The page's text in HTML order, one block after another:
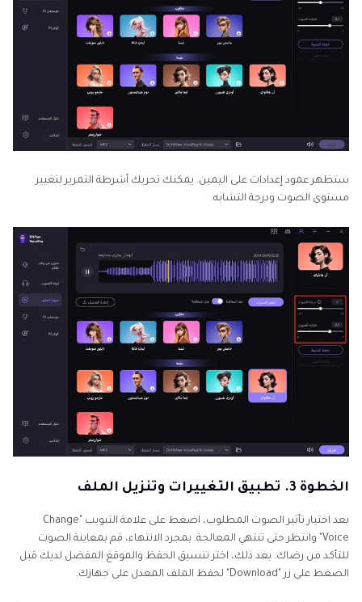
ستظهر عمود إعدادات على اليمين. يمكنك تحريك أشرطة التمرير لتغيير
مستوى الصوت ودرجة التشابه.
الخطوة 3. تطبيق التغييرات وتنزيل الملف
بعد اختيار تأثير الصوت المطلوب، اضغط على علامة التبويب "Change
Voice" وانتظر حتى تنتهي المعالجة. بمجرد الانتهاء، قم بمعاينة الصوت
للتأكد من رضاك. بعد ذلك، اختر تنسيق الحفظ والموقع المفضل لديك قبل
الضغط على زر "Download" لحفظ الملف المعدل على جهازك.